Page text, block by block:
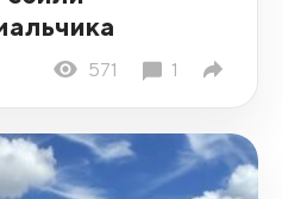
571 1